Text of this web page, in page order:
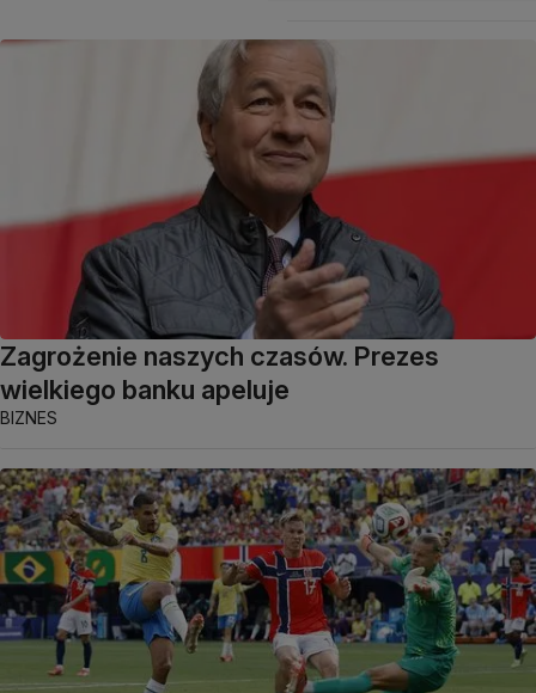
Zagrożenie naszych czasów. Prezes
wielkiego banku apeluje
BIZNES